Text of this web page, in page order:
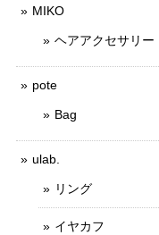
MIKO
ヘアアクセサリー
pote
Bag
ulab.
リング
イヤカフ